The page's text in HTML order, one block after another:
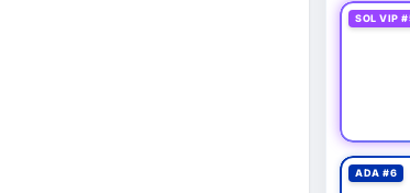
vào/ra các sàn lớn trong 24-48 giờ tới.
trong thời điểm này.
SOL VIP
ADA #6